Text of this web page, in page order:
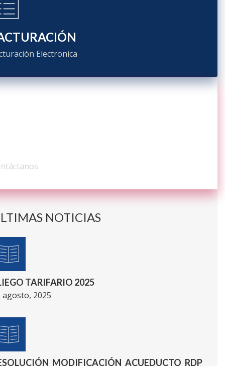
Electronica
NOTICIAS
TARIFARIO 2025
agosto, 2025